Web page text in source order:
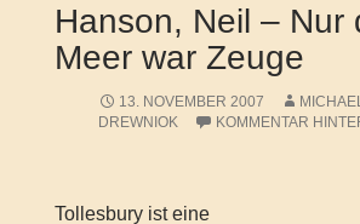
Hanson, Neil – Nur
Meer war Zeuge
13. NOVEMBER 2007
MICHAEL
DREWNIOK
KOMMENTAR
Tollesbury ist eine